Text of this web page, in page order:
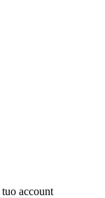
account